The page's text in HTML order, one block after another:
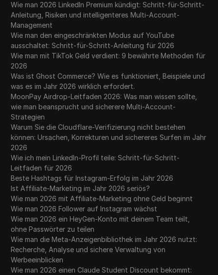
Wie man 2026 LinkedIn Premium kündigt: Schritt-für-Schritt-
Anleitung, Risiken und intelligenteres Multi-Account-
Management
Wie man den eingeschränkten Modus auf YouTube
ausschaltet: Schritt-für-Schritt-Anleitung für 2026
Wie man mit TikTok Geld verdient: 9 bewährte Methoden für
2026
Was ist Ghost Commerce? Wie es funktioniert, Beispiele und
was es im Jahr 2026 wirklich erfordert.
MoonPay Airdrop-Leitfaden 2026: Was man wissen sollte,
wie man beansprucht und sicherere Multi-Account-
Strategien
Warum Sie die Cloudflare-Verifizierung nicht bestehen
können: Ursachen, Korrekturen und sichereres Surfen im Jahr
2026
Wie ich mein LinkedIn-Profil teile: Schritt-für-Schritt-
Leitfaden für 2026
Beste Hashtags für Instagram-Erfolg im Jahr 2026
Ist Affiliate-Marketing im Jahr 2026 seriös?
Wie man 2026 mit Affiliate-Marketing ohne Geld beginnt
Wie man 2026 Follower auf Instagram wächst
Wie man 2026 ein HeyGen-Konto mit deinem Team teilt,
ohne Passwörter zu teilen
Wie man die Meta-Anzeigenbibliothek im Jahr 2026 nutzt:
Recherche, Analyse und sichere Verwaltung von
Werbeeinblicken
Wie man 2026 einen Claude Student Discount bekommt: